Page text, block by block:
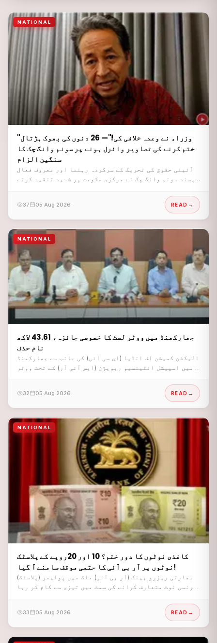
NATIONAL
"وزراء نے وعدہ خلافی کی!"— 26 دنوں کی بھوک ہڑتال
ختم کرنے کی تصاویر وائرل ہونے پر سونم وانگ چک کا
سنگین الزام
آئینی حقوق کی تحریک کے سرکردہ رہنما اور معروف فعال
پسند سونم وانگ چک نے مرکزی حکومت پر شدید تنقید کرتے
ہڑتال ختم کرنے کے موقع پر لی گئی تصاویر کو منظر عام
پر نہ لانے کا وعدہ توڑ دیا گیا۔
37 05 Aug 2026 READ
NATIONAL
جھارکھنڈ میں ووٹر لسٹ کا خصوصی جائزہ، 43.61 لاکھ
نام حذف
الیکشن کمیشن آف انڈیا (ای سی آئی) کی جانب سے جھارکھنڈ
میں اسپیشل انٹینسیو ریویژن (ایس آئی آر) کے تحت ووٹر
کے نام حذف کر دیے گئے ہیں
32 05 Aug 2026 READ
NATIONAL
کاغذی نوٹوں کا دور ختم؟ 10 اور 20روپے کے پلاسٹک
نوٹوں پر آر بی آئی کا حتمی موقف سامنے آ گیا!
بھارتی ریزرو بینک (آر بی آئی) ملک میں پولیمر (پلاسٹک)
کرنسی نوٹ متعارف کرانے کی سمت میں تیزی سے کام کر رہا
33 05 Aug 2026 READ